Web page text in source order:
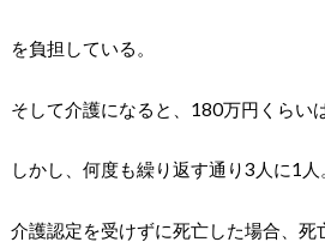
を負担している。
そして介護になると、180万円くらい
しかし、何度も繰り返す通り3人に1人
介護認定を受けずに死亡した場合、死